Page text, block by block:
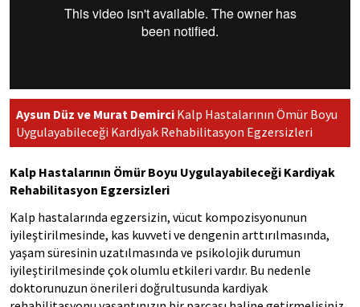
Aysun Düz ve Murat Demirci Kalp Hastalarının Ömür Boyu
Uygulayabileceği Kardiyak Rehabilitasyon Egzersizleri
Kalp Hastalarının Ömür Boyu Uygulayabileceği Kardiyak
Rehabilitasyon Egzersizleri
Kalp hastalarında egzersizin, vücut kompozisyonunun
iyileştirilmesinde, kas kuvveti ve dengenin arttırılmasında,
yaşam süresinin uzatılmasında ve psikolojik durumun
iyileştirilmesinde çok olumlu etkileri vardır. Bu nedenle
doktorunuzun önerileri doğrultusunda kardiyak